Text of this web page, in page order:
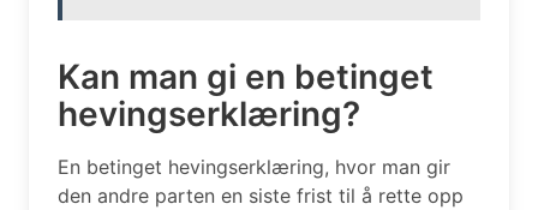
Kan man gi en betinget
hevingserklæring?
En betinget hevingserklæring, hvor man gir
den andre parten en siste frist til å rette opp